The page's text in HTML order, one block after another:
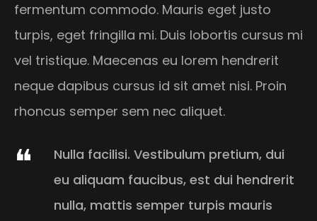
fermentum commodo. Mauris eget justo
turpis, eget fringilla mi. Duis lobortis cursus mi
vel tristique. Maecenas eu lorem hendrerit
neque dapibus cursus id sit amet nisi. Proin
rhoncus semper sem nec aliquet.
Nulla facilisi. Vestibulum pretium, dui
eu aliquam faucibus, est dui hendrerit
nulla, mattis semper turpis mauris